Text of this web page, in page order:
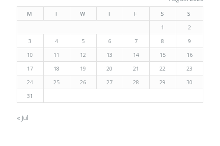
M T W T F S
S
1
2
3
4 5 6 7 8
9
10
11 12 13 14 15
16
17
18 19 20 21 22
23
24
25 26 27 28 29
30
31
« Jul